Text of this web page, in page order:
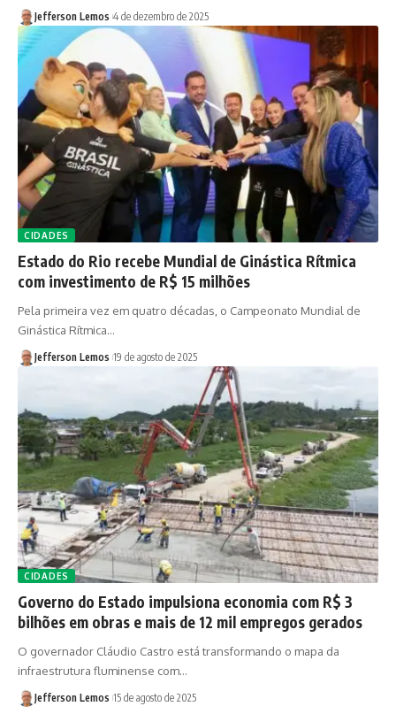
Jefferson Lemos 4 de dezembro de 2025
CIDADES
Estado do Rio recebe Mundial de Ginástica Rítmica
com investimento de R$ 15 milhões
Pela primeira vez em quatro décadas, o Campeonato Mundial de
Ginástica Rítmica…
Jefferson Lemos 19 de agosto de 2025
CIDADES
Governo do Estado impulsiona economia com R$ 3
bilhões em obras e mais de 12 mil empregos gerados
O governador Cláudio Castro está transformando o mapa da
infraestrutura fluminense com…
Jefferson Lemos 15 de agosto de 2025